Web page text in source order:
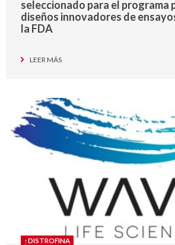
seleccionado para el programa
diseños innovadores de
la FDA
LEER MÁS
↑DISTROFINA